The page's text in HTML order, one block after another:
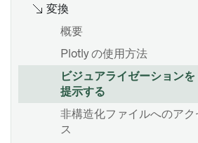
結果の確認
Board descriptions
Map board
概要
はじめに
チャートの作成と設定
分析をパラメーター化する
トランスフォームテーブル
使用したバッチデータ変換
数式を使う
カードの索引
変換テーブル変換の目次
変換
概要
Plotly の使用方法
ビジュアライゼーションを
提示する
非構造化ファイルへのアク
ス